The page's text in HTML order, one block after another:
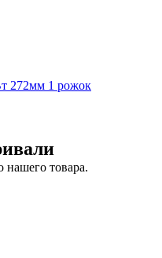
272мм 1 рожок
товара.